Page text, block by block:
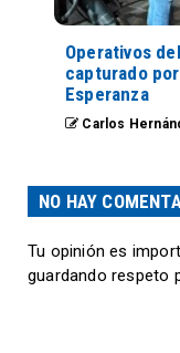
Operativos
capturado
Esperanza
Carlos
NO HAY
Tu opinión es
guardando respeto